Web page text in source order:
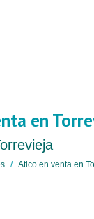
en
Atico en venta en